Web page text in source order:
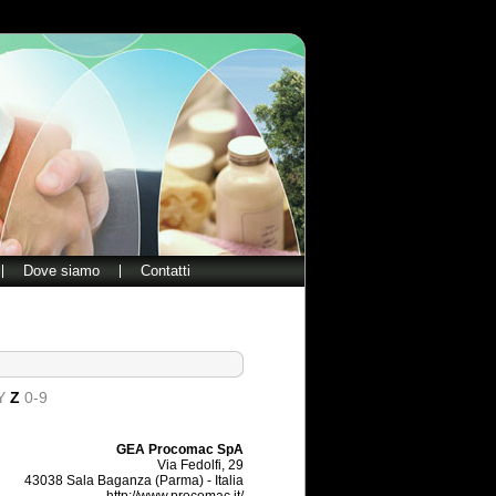
Dove siamo Contatti
Z 0-9
GEA Procomac SpA
Via Fedolfi, 29
43038 Sala Baganza (Parma) - Italia